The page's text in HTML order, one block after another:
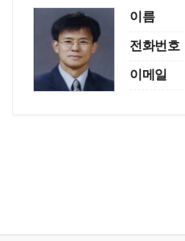
이름
전화번호
이메일